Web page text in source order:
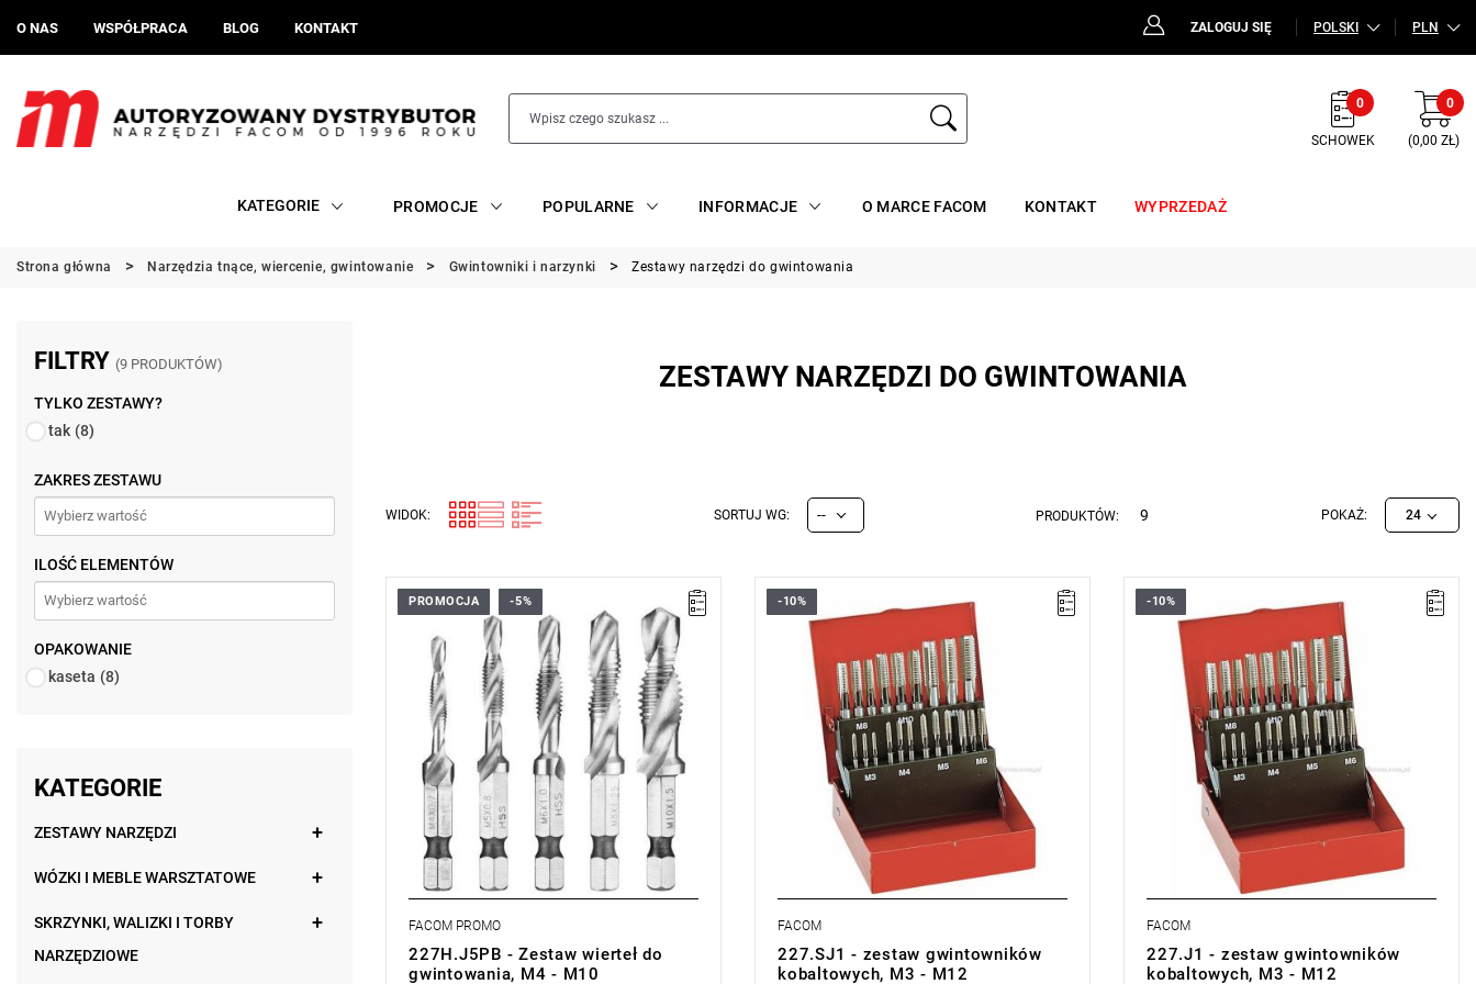
O NAS WSPÓŁPRACA BLOG KONTAKT ZALOGUJ SIĘ POLSKI PLN
0
SCHOWEK
0
(0,00 ZŁ)
KATEGORIE PROMOCJE POPULARNE INFORMACJE O MARCE FACOM KONTAKT WYPRZEDAŻ
Strona główna Narzędzia tnące, wiercenie, gwintowanie Gwintowniki i narzynki Zestawy narzędzi do gwintowania
FILTRY (9 PRODUKTÓW)
TYLKO ZESTAWY?
tak (8)
ZAKRES ZESTAWU
ILOŚĆ ELEMENTÓW
OPAKOWANIE
kaseta (8)
KATEGORIE
ZESTAWY NARZĘDZI
WÓZKI I MEBLE WARSZTATOWE
SKRZYNKI, WALIZKI I TORBY
NARZĘDZIOWE
ZESTAWY NARZĘDZI DO GWINTOWANIA
WIDOK: SORTUJ WG: -- PRODUKTÓW: 9 POKAŻ: 24
• Zestaw zawiera: M4, M5, M6, M8, M10.
• Ilość elementów: 5
PROMOCJA -5%
FACOM PROMO
227H.J5PB - Zestaw wierteł do
gwintowania, M4 - M10
Zakres zestawu: M3 - M12
Ilość elementów: 21
Masa: 720 g
-10%
FACOM
227.SJ1 - zestaw gwintowników
kobaltowych, M3 - M12
Zakres zestawu: M3 - M12
Ilość elementów: 21
Masa: 720 g
-10%
FACOM
227.J1 - zestaw gwintowników
kobaltowych, M3 - M12